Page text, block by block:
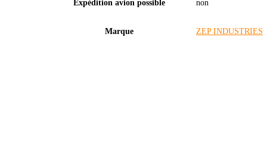
Expédition avion possible non
Marque ZEP INDUSTRIES